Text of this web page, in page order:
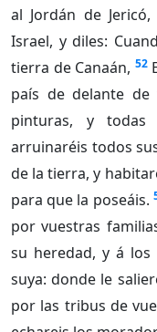
al Jordán de Jericó,
Israel, y diles:
tierra de Canaán, 52
país de delante de
pinturas, y todas
arruinaréis todos
de la tierra, y
para que la poseáis.
por vuestras
su heredad, y á
suya: donde le
por las tribus de